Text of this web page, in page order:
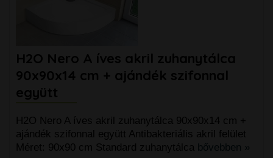
H2O Nero A íves akril zuhanytálca
90x90x14 cm + ajándék szifonnal
együtt
H2O Nero A íves akril zuhanytálca 90x90x14 cm +
ajándék szifonnal együtt Antibakteriális akril felület
Méret: 90x90 cm Standard zuhanytálca bővebben »